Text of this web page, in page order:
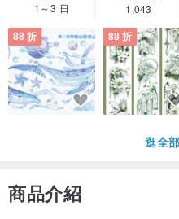
1～3 日
1,043
88 折 88 折
逛全
商品介紹